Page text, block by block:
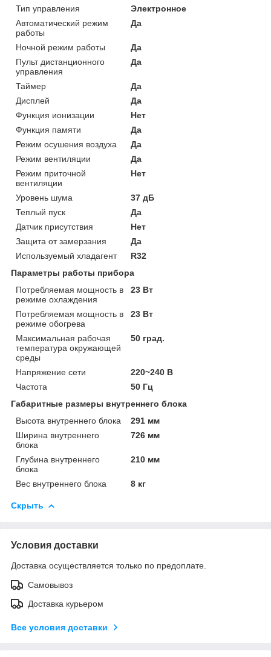
Тип управления
Электронное
Автоматический режим
работы
Да
Ночной режим работы
Да
Пульт дистанционного
управления
Да
Таймер
Да
Дисплей
Да
Функция ионизации
Нет
Функция памяти
Да
Режим осушения воздуха
Да
Режим вентиляции
Да
Режим приточной
вентиляции
Нет
Уровень шума
37 дБ
Теплый пуск
Да
Датчик присутствия
Нет
Защита от замерзания
Да
Используемый хладагент
R32
Параметры работы прибора
Потребляемая мощность в
режиме охлаждения
23 Вт
Потребляемая мощность в
режиме обогрева
23 Вт
Максимальная рабочая
температура окружающей
среды
50 град.
Напряжение сети
220~240 В
Частота
50 Гц
Габаритные размеры внутреннего блока
Высота внутреннего блока
291 мм
Ширина внутреннего
блока
726 мм
Глубина внутреннего
блока
210 мм
Вес внутреннего блока 8 кг
Скрыть
Условия доставки
Доставка осуществляется только по предоплате.
Самовывоз
Доставка курьером
Все условия доставки